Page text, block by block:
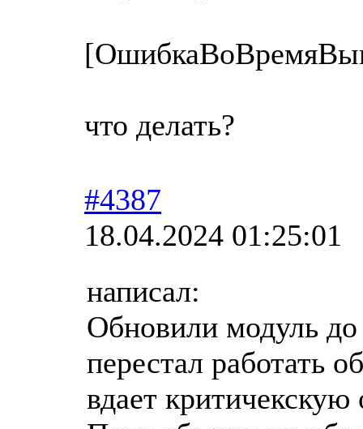
что делать?
#4387
18.04.2024 01:25:01
написал:
Обновили модуль
перестал работать
вдает